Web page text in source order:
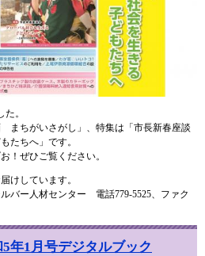
。
ちがいさがし」、特集は「市長新春座談
たちへ」です。
！ぜひご覧ください。
けしています。
バー人材センター 電話779-5525、ファク
5年1月号デジタルブック